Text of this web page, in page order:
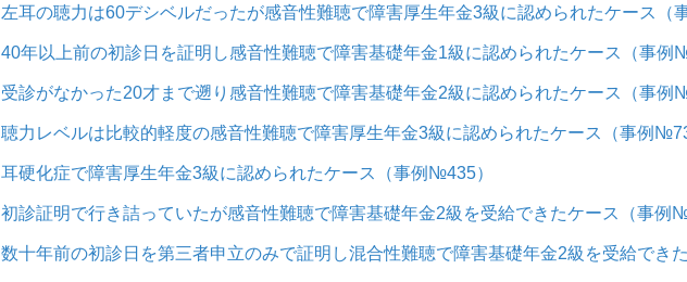
左耳の聴力は60デシベルだったが感音性難聴で障害厚生年金3級に認められたケース（
40年以上前の初診日を証明し感音性難聴で障害基礎年金1級に認められたケース（事例
受診がなかった20才まで遡り感音性難聴で障害基礎年金2級に認められたケース（事例
聴力レベルは比較的軽度の感音性難聴で障害厚生年金3級に認められたケース（事例
耳硬化症で障害厚生年金3級に認められたケース（事例№435）
初診証明で行き詰っていたが感音性難聴で障害基礎年金2級を受給できたケース（事例
数十年前の初診日を第三者申立のみで証明し混合性難聴で障害基礎年金2級を受給でき